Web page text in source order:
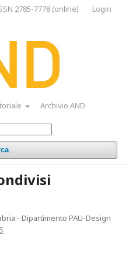
Archivio AND
2785-7778 (online) Login
- Dipartimento PAU-Design